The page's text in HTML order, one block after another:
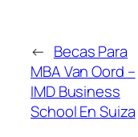
← Becas Para
MBA Van Oord –
IMD Business
School En Suiza